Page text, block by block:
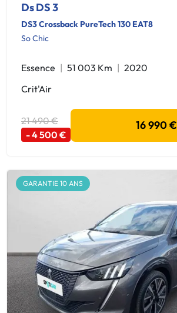
Ds DS 3
DS3 Crossback PureTech 130 EAT8
So Chic
Essence 51 003 Km
2020
Crit'Air
21 490 €
- 4 500 €
16 990 €
GARANTIE 10 ANS